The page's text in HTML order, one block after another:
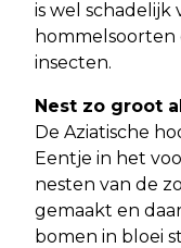
is wel schadelijk
insecten.
Nest zo groot
De Aziatische
Eentje in het
nesten van de
gemaakt en
bomen in bloei